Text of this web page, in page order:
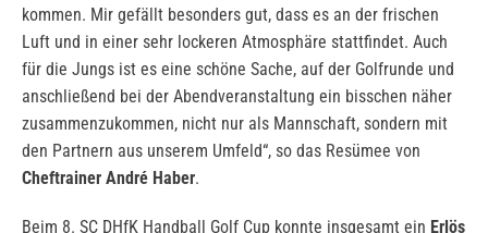
kommen. Mir gefällt besonders gut, dass es an der frischen
Luft und in einer sehr lockeren Atmosphäre stattfindet. Auch
für die Jungs ist es eine schöne Sache, auf der Golfrunde und
anschließend bei der Abendveranstaltung ein bisschen näher
zusammenzukommen, nicht nur als Mannschaft, sondern mit
den Partnern aus unserem Umfeld“, so das Resümee von
Cheftrainer André Haber.
Beim 8. SC DHfK Handball Golf Cup konnte insgesamt ein Erlös